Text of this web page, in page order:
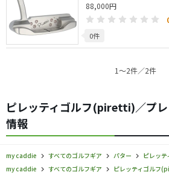
88,000円
0件
1〜2件／2件
ピレッティゴルフ(piretti)／プレ
情報
my caddie すべてのゴルフギア パター ピレッ
my caddie
すべてのゴルフギア ピレッティゴルフ